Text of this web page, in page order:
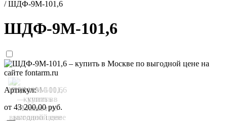
/ШДФ-9М-101,6
ШДФ-9М-101,6
Артикул:
от 43 200,00руб.